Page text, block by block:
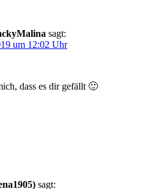
sagt:
um 12:02 Uhr
dass es dir gefällt 🙂
sagt: